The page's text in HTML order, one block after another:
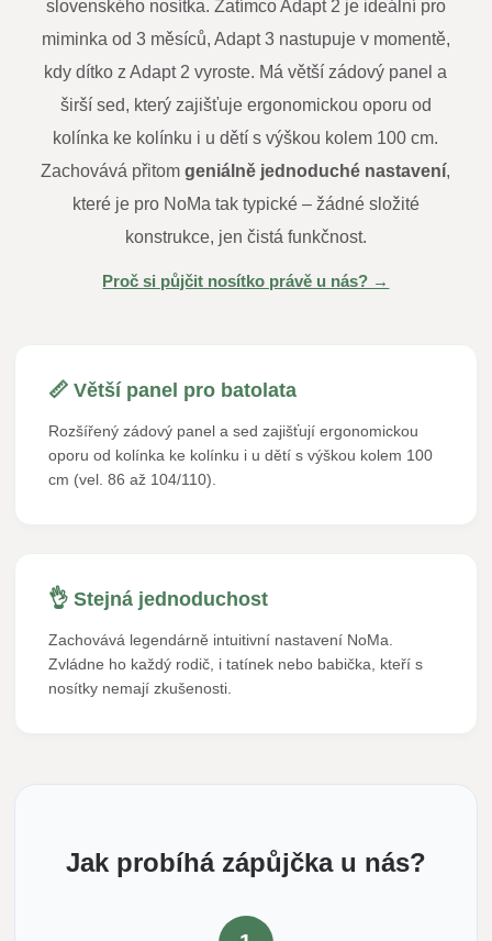
slovenského nosítka. Zatímco Adapt 2 je ideální pro
miminka od 3 měsíců, Adapt 3 nastupuje v momentě,
kdy dítko z Adapt 2 vyroste. Má větší zádový panel a
širší sed, který zajišťuje ergonomickou oporu od
kolínka ke kolínku i u dětí s výškou kolem 100 cm.
Zachovává přitomgeniálně jednoduché nastavení,
které je pro NoMa tak typické – žádné složité
konstrukce, jen čistá funkčnost.
Proč si půjčit nosítko právě u nás? →
📏 Větší panel pro batolata
Rozšířený zádový panel a sed zajišťují ergonomickou
oporu od kolínka ke kolínku i u dětí s výškou kolem 100
cm (vel. 86 až 104/110).
👌 Stejná jednoduchost
Zachovává legendárně intuitivní nastavení NoMa.
Zvládne ho každý rodič, i tatínek nebo babička, kteří s
nosítky nemají zkušenosti.
Jak probíhá zápůjčka u nás?